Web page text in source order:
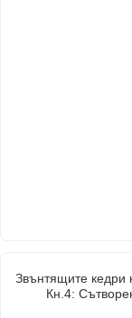
Звънтящите кедри
Кн.4: